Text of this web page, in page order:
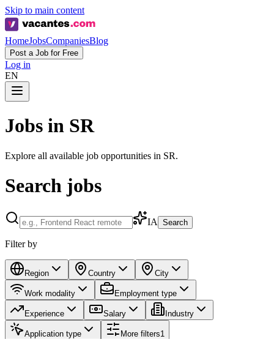
Skip to main content
HomeJobsCompaniesBlog
Post a Job for Free
Log in
EN
Jobs in SR
Explore all available job opportunities in SR.
Search jobs
IA Search
Filter by
Region Country City
Work modality Employment type
Experience Salary Industry
Application type More filters1